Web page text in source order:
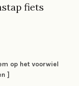
fiets
op het voorwiel
]